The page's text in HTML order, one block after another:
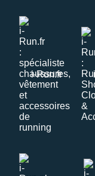
i-Run.fr